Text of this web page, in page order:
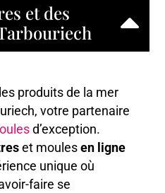
et des
produits de la mer
votre partenaire
d’exception.
et moulesen ligne
unique où
faire se